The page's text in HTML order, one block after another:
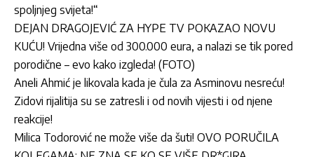
spoljnjeg svijeta!“
DEJAN DRAGOJEVIĆ ZA HYPE TV POKAZAO NOVU
KUĆU! Vrijedna više od 300.000 eura, a nalazi se tik pored
porodične – evo kako izgleda! (FOTO)
Aneli Ahmić je likovala kada je čula za Asminovu nesreću!
Zidovi rijalitija su se zatresli i od novih vijesti i od njene
reakcije!
Milica Todorović ne može više da šuti! OVO PORUČILA